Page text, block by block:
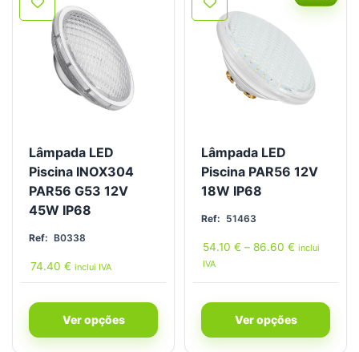
Lâmpada LED
Piscina INOX304
PAR56 G53 12V
45W IP68
Ref: B0338
74.40 € inclui IVA
Ver opções
Lâmpada LED
Piscina PAR56 12V
18W IP68
Ref: 51463
54.10 € – 86.60 € inclui
IVA
Ver opções